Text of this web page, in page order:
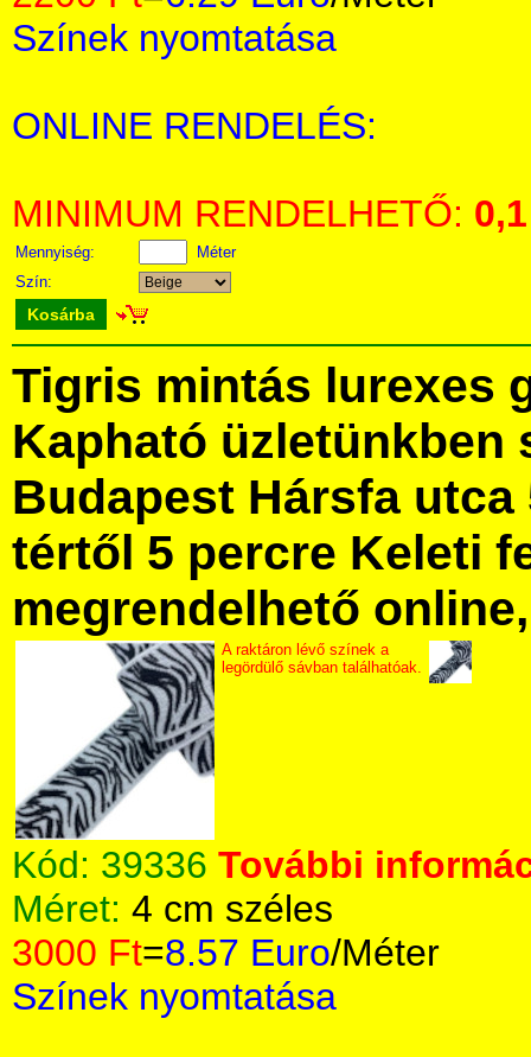
Színek nyomtatása
ONLINE RENDELÉS:
MINIMUM RENDELHETŐ: 0,1
Mennyiség:
Méter
Szín:
Kosárba
Tigris mintás lurexes
Kapható üzletünkben
Budapest Hársfa utca
tértől 5 percre Keleti
megrendelhető
A raktáron lévő színek a
legördülő sávban találhatóak.
Kód: 39336 További
Méret: 4 cm széles
3000 Ft=8.57 Euro/Méter
Színek nyomtatása